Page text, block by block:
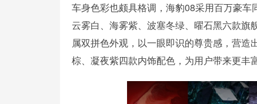
车身色彩也颇具格调，海豹08采用百万豪车
云雾白、海雾紫、波塞冬绿、曜石黑六款旗
属双拼色外观，以一眼即识的尊贵感，营
棕、凝夜紫四款内饰配色，为用户带来更丰